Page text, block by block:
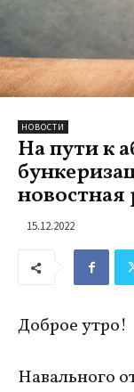
НОВОСТИ
На пути к
новостная
15.12.2022
Доброе утро!
Навального